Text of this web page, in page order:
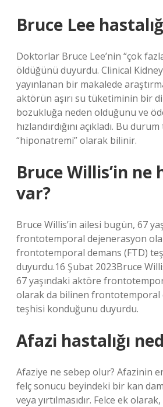
Bruce Lee
Doktorlar Bruce Lee’nin “çok
öldüğünü duyurdu. Clinical Kidney
yayınlanan bir makalede
aktörün aşırı su tüketiminin bir
bozukluğa neden olduğunu ve
hızlandırdığını açıkladı. Bu durum
“hiponatremi” olarak bilinir.
Bruce Willis’in ne
var?
Bruce Willis’in ailesi bugün, 67
frontotemporal dejenerasyon
frontotemporal demans (FTD)
duyurdu.16 Şubat 2023Bruce
67 yaşındaki aktöre
olarak da bilinen frontotemporal
teşhisi konduğunu duyurdu.
Afazi hastalığı
Afaziye ne sebep olur? Afazinin
felç sonucu beyindeki bir kan
veya yırtılmasıdır. Felce ek